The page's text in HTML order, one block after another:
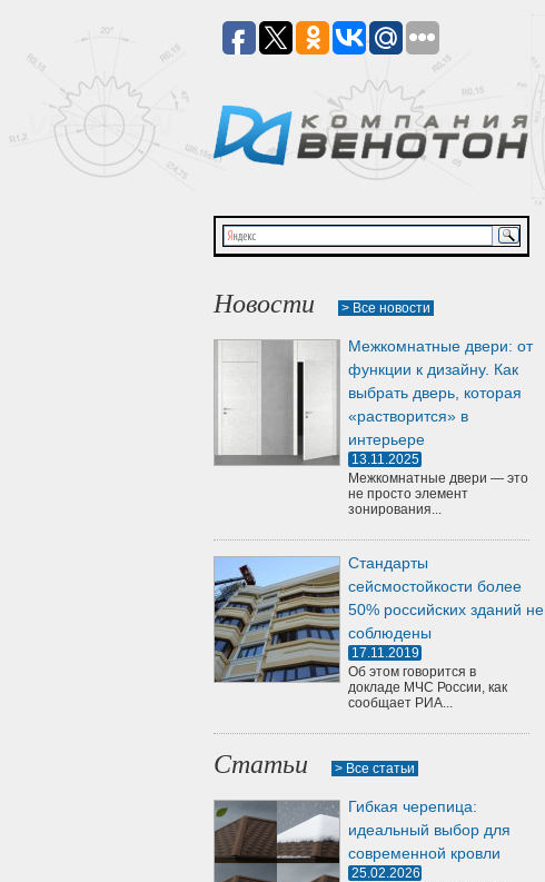
Новости > Все новости
Межкомнатные двери: от
функции к дизайну. Как
выбрать дверь, которая
«растворится» в
интерьере
13.11.2025
Межкомнатные двери — это
не просто элемент
зонирования...
Стандарты
сейсмостойкости более
50% российских зданий не
соблюдены
17.11.2019
Об этом говорится в
докладе МЧС России, как
сообщает РИА...
Статьи > Все статьи
Гибкая черепица:
идеальный выбор для
современной кровли
25.02.2026